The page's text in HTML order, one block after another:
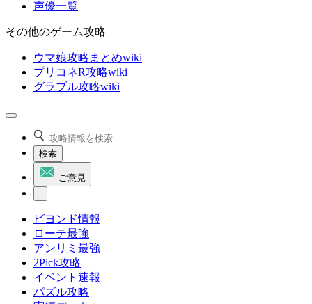
声優一覧
その他のゲーム攻略
ウマ娘攻略まとめwiki
プリコネR攻略wiki
グラブル攻略wiki
検索
ご意見
ビヨンド情報
ローテ最強
アンリミ最強
2Pick攻略
イベント速報
パズル攻略